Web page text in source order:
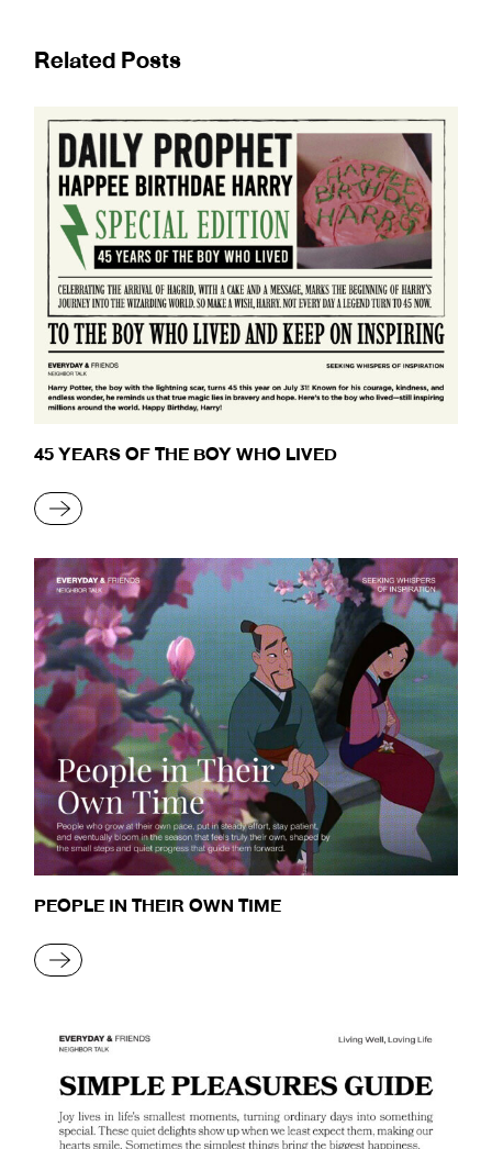
Related Posts
45 YEARS OF THE BOY WHO LIVED
READ MORE
PEOPLE IN THEIR OWN TIME
READ MORE